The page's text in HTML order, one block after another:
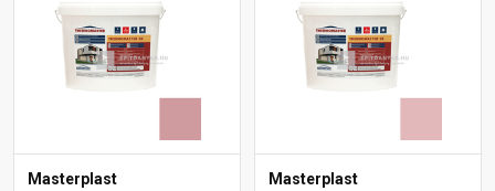
Masterplast
Masterplast